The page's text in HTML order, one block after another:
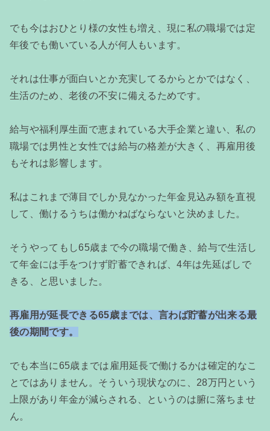
でも今はおひとり様の女性も増え、現に私の職場では定
年後でも働いている人が何人もいます。
それは仕事が面白いとか充実してるからとかではなく、
生活のため、老後の不安に備えるためです。
給与や福利厚生面で恵まれている大手企業と違い、私の
職場では男性と女性では給与の格差が大きく、再雇用後
もそれは影響します。
私はこれまで薄目でしか見なかった年金見込み額を直視
して、働けるうちは働かねばならないと決めました。
そうやってもし65歳まで今の職場で働き、給与で生活し
て年金には手をつけず貯蓄できれば、4年は先延ばしで
きる、と思いました。
再雇用が延長できる65歳までは、言わば貯蓄が出来る最
後の期間です。
でも本当に65歳までは雇用延長で働けるかは確定的なこ
とではありません。そういう現状なのに、28万円という
上限があり年金が減らされる、というのは腑に落ちませ
ん。